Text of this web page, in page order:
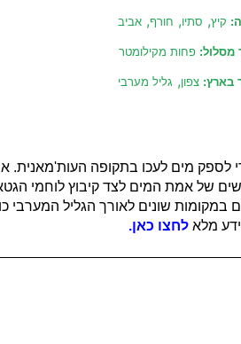
קיץ, סתיו, חורף, אביב
מסלול: פחות מקילומטר
בארץ: צפון, גליל מערבי
מים לעכו בתקופה העות'מאנית.
1814-1815. כיום אפשר לראות שריד מרשים של אמת המים
במקומות שונים לאורך הגליל המערבי
מלא לחצו כאן.